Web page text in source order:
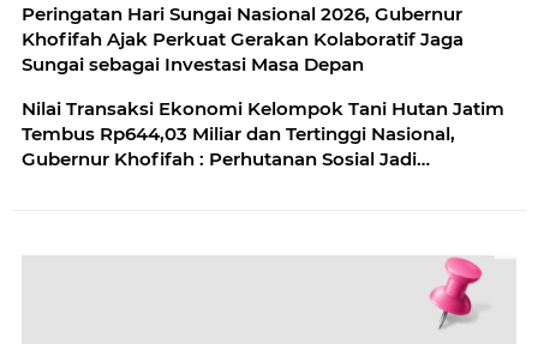
Peringatan Hari Sungai Nasional 2026, Gubernur
Khofifah Ajak Perkuat Gerakan Kolaboratif Jaga
Sungai sebagai Investasi Masa Depan
Nilai Transaksi Ekonomi Kelompok Tani Hutan Jatim
Tembus Rp644,03 Miliar dan Tertinggi Nasional,
Gubernur Khofifah : Perhutanan Sosial Jadi